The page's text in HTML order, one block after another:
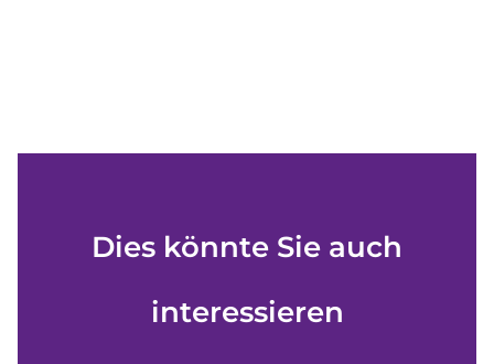
Dies könnte Sie auch
interessieren